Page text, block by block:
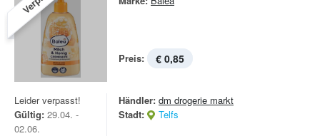
Preis: € 0,85
Leider verpasst!
Gültig: 29.04. -
02.06.
Händler: dm drogerie markt
Stadt:
Telfs